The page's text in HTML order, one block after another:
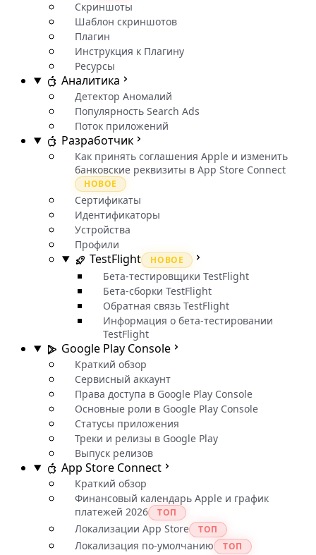
Скриншоты
Шаблон скриншотов
Плагин
Инструкция к Плагину
Ресурсы
Аналитика
Детектор Аномалий
Популярность Search Ads
Поток приложений
Разработчик
Как принять соглашения Apple и изменить
банковские реквизиты в App Store Connect
НОВОЕ
Сертификаты
Идентификаторы
Устройства
Профили
TestFlight НОВОЕ
Бета-тестировщики TestFlight
Бета-сборки TestFlight
Обратная связь TestFlight
Информация о бета-тестировании
TestFlight
Google Play Console
Краткий обзор
Сервисный аккаунт
Права доступа в Google Play Console
Основные роли в Google Play Console
Статусы приложения
Треки и релизы в Google Play
Выпуск релизов
App Store Connect
Краткий обзор
Финансовый календарь Apple и график
платежей 2026
ТОП
Локализации App Store ТОП
Локализация по-умолчанию ТОП